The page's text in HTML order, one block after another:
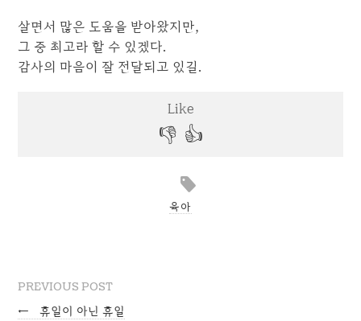
살면서 많은 도움을 받아왔지만,
그 중 최고라 할 수 있겠다.
감사의 마음이 잘 전달되고 있길.
육아
PREVIOUS POST
← 휴일이 아닌 휴일